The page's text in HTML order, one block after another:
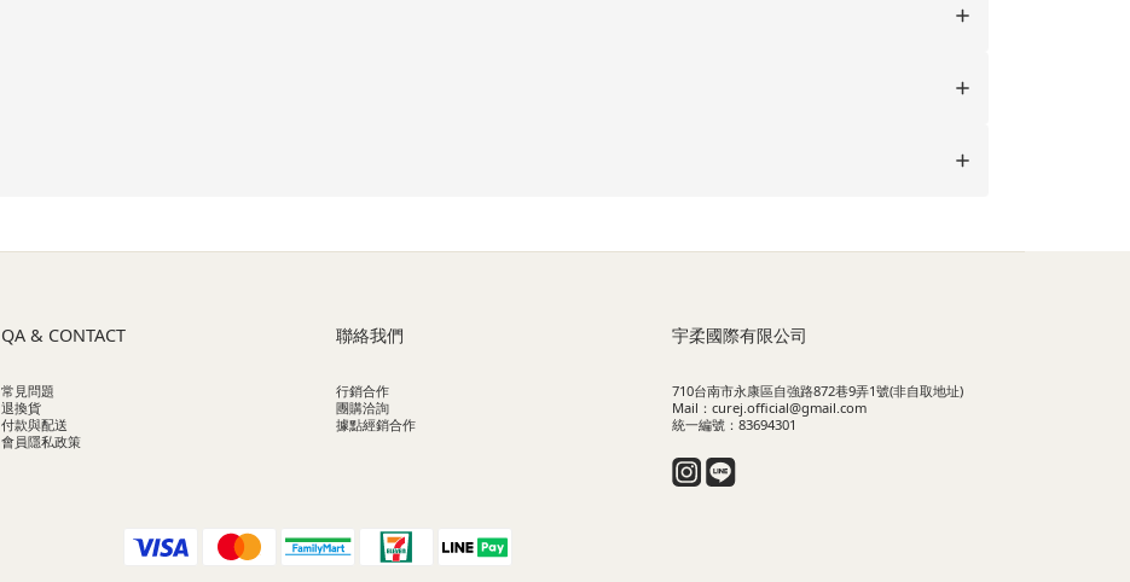
QA & CONTACT
常見問題
退換貨
付款與配送
會員隱私政策
聯絡我們
行銷合作
團購洽詢
據點經銷合作
宇柔國際有限公司
710台南市永康區自強路872巷9弄1號(非自取地址)
Mail：curej.official@gmail.com
統一編號：83694301